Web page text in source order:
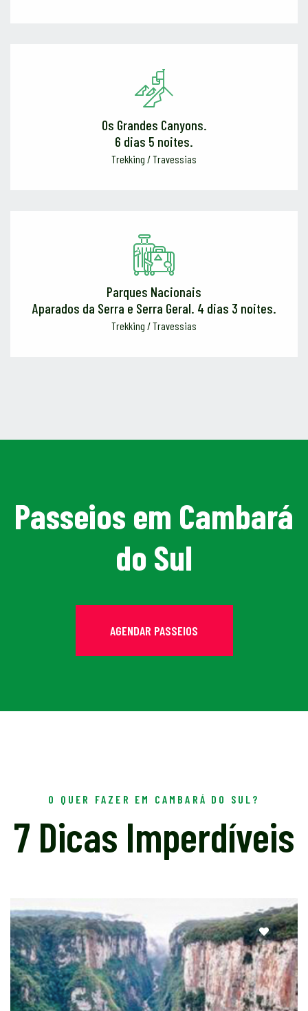
Os Grandes Canyons.
6 dias 5 noites.
Trekking / Travessias
Parques Nacionais
Aparados da Serra e Serra Geral. 4 dias 3 noites.
Trekking / Travessias
Passeios em Cambará
do Sul
AGENDAR PASSEIOS
O QUER FAZER EM CAMBARÁ DO SUL?
7 Dicas Imperdíveis